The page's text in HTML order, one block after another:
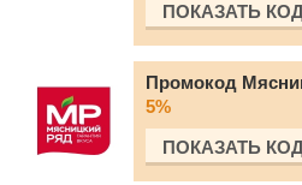
ПОКАЗАТЬ
Промокод
5%
ПОКАЗАТЬ